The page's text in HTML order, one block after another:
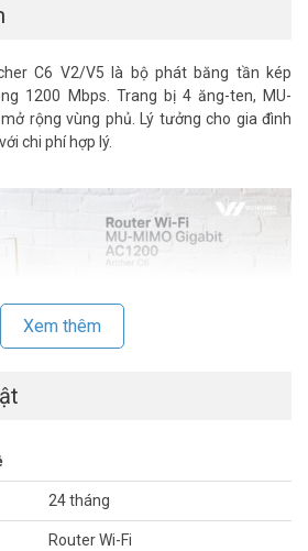
C6 V2/V5 là bộ phát băng tần kép
1200 Mbps. Trang bị 4 ăng-ten, MU-
rộng vùng phủ. Lý tưởng cho gia đình
chi phí hợp lý.
sóng rộng, giá phải chăng mà vẫn đáng
C6 V2/V5 chính là lựa chọn thực tế
Xem thêm
24 tháng
Router Wi-Fi